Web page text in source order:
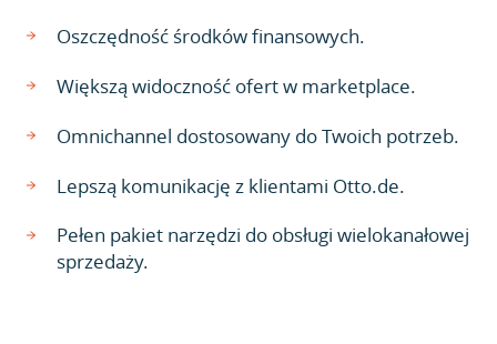
Oszczędność środków finansowych.
Większą widoczność ofert w marketplace.
Omnichannel dostosowany do Twoich potrzeb.
Lepszą komunikację z klientami Otto.de.
Pełen pakiet narzędzi do obsługi wielokanałowej
sprzedaży.